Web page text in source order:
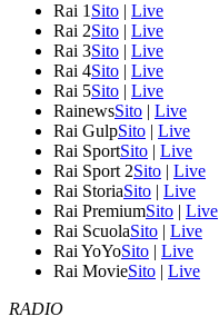
Rai 1 Sito | Live
Rai 2Sito | Live
Rai 3Sito | Live
Rai 4Sito | Live
Rai 5Sito | Live
RainewsSito | Live
Rai GulpSito | Live
Rai SportSito | Live
Rai Sport 2Sito | Live
Rai StoriaSito | Live
Rai PremiumSito | Live
Rai ScuolaSito | Live
Rai YoYoSito | Live
Rai MovieSito | Live
RADIO